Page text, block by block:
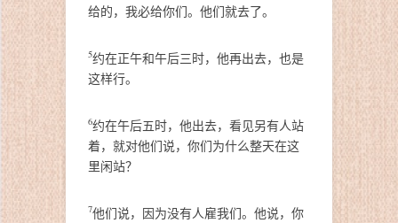
给的，我必给你们。他们就去了。
5约在正午和午后三时，他再出去，也是
这样行。
6约在午后五时，他出去，看见另有人站
着，就对他们说，你们为什么整天在这
里闲站？
7他们说，因为没有人雇我们。他说，你